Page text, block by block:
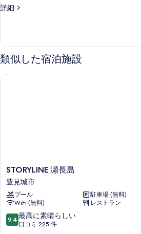
写
表
示
す
コ
ナ
ー
デ
ラ
エ
ア
ポ
ー
ト
詳細
温
風
呂
付/
ー
室/
エ
ポ
ビ
類似した宿泊施設
STORYLINE
瀬
長
島
豊
見
城
STORYLINE 瀬長島
豊見城市
プール
駐車場 (無料)
WiFi (無料)
レストラン
10
段
9.4 最高に素晴らしい
口コミ 225 件
STORYLINE 瀬長島